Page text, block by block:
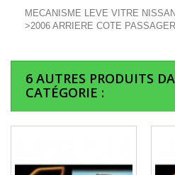
MECANISME LEVE VITRE
>2006 ARRIERE COTE PASSAGER
6 AUTRES PRODUITS
CATÉGORIE :